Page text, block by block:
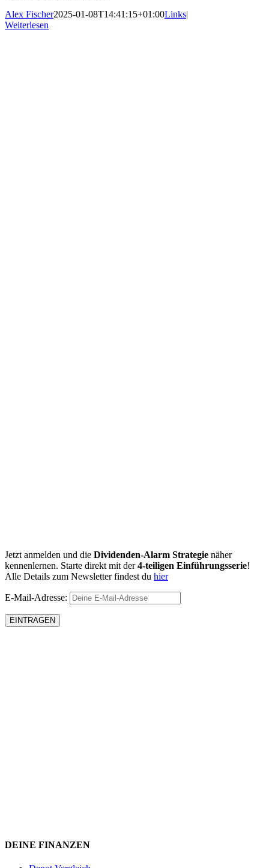
Alex Fischer2025-01-08T14:41:15+01:00Links|
Weiterlesen
Jetzt anmelden und die Dividenden-Alarm Strategie näher
kennenlernen. Starte direkt mit der4-teiligen Einführungsserie!
Alle Details zum Newsletter findest du hier
E-Mail-Adresse:
DEINE FINANZEN